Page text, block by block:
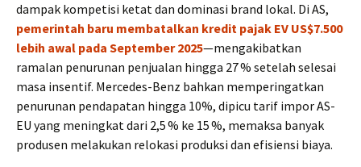
dampak kompetisi ketat dan dominasi brand lokal. Di AS,
pemerintah baru membatalkan kredit pajak EV US$7.500
lebih awal pada September 2025—mengakibatkan
ramalan penurunan penjualan hingga 27 % setelah selesai
masa insentif. Mercedes-Benz bahkan memperingatkan
penurunan pendapatan hingga 10%, dipicu tarif impor AS-
EU yang meningkat dari 2,5 % ke 15 %, memaksa banyak
produsen melakukan relokasi produksi dan efisiensi biaya.